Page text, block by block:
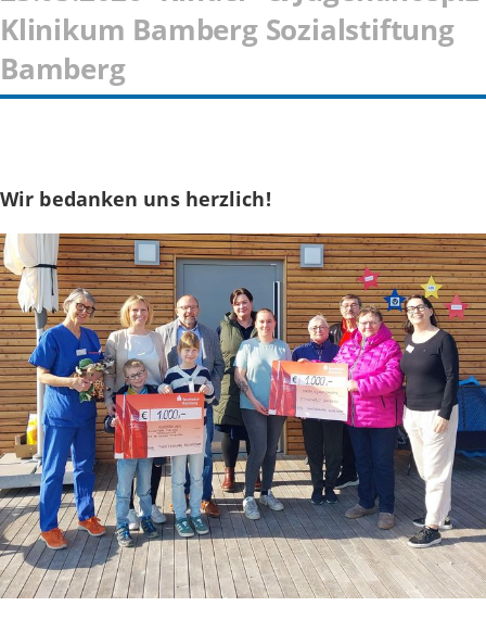
Klinikum Bamberg Sozialstiftung
Bamberg
Wir bedanken uns herzlich!